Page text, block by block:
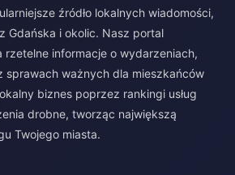
źródło lokalnych wiadomości,
Gdańska i okolic. Nasz portal
informacje o wydarzeniach,
sprawach ważnych dla mieszkańców
biznes poprzez rankingi usług
drobne, tworząc największą
Twojego miasta.